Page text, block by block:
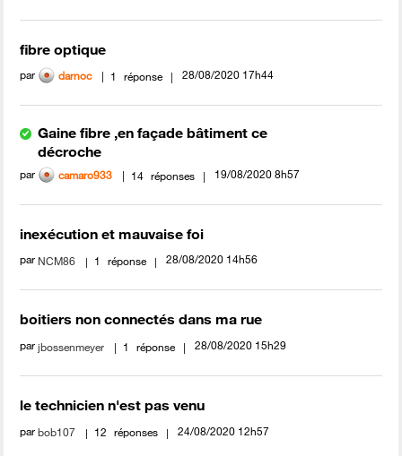
fibre optique
par darnoc 1 réponse ‎28/08/2020 17h44
Gaine fibre ,en façade bâtiment ce
décroche
par camaro933 14 réponses ‎19/08/2020 8h57
inexécution et mauvaise foi
par NCM86 1 réponse ‎28/08/2020 14h56
boitiers non connectés dans ma rue
parjbossenmeyer 1 réponse ‎28/08/2020 15h29
le technicien n'est pas venu
parbob107 12 réponses ‎24/08/2020 12h57